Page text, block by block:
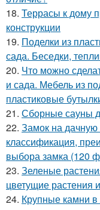
18. Террасы к дому
конструкции
19. Поделки из
сада. Беседки,
20. Что можно
и сада. Мебель из
пластиковые
21. Сборные сауны
22. Замок на дачную
классификация,
выбора замка (120
23. Зеленые
цветущие растения
24. Крупные камни